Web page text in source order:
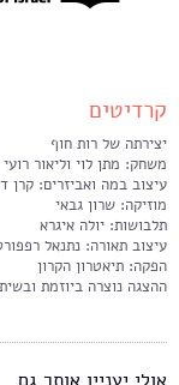
קרדיטים
יצירתה של רות חוף
משחק: מתן לוי וליאור
עיצוב במה ואביזרים: קרן
מוזיקה: שרון גבאי
תלבושות: יולה איגרא
עיצוב תאורה: נתנאל
הפקה: תיאטרון הקרון
ההצגה נוצרה ביוזמת
אולי יעניין אותך גם